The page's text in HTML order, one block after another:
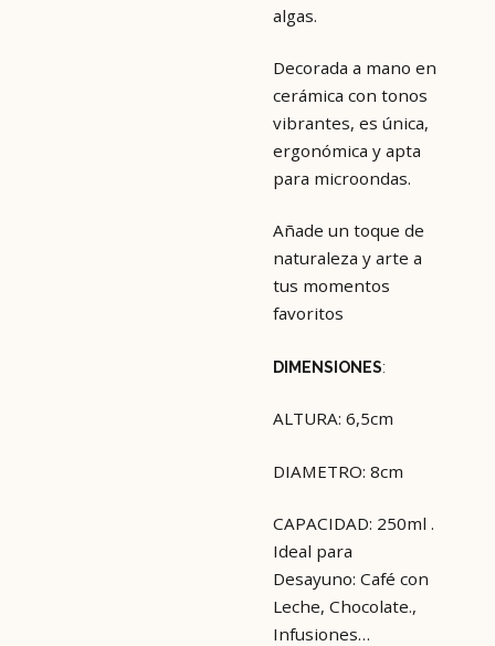
algas.
Decorada a mano en
cerámica con tonos
vibrantes, es única,
ergonómica y apta
para microondas.
Añade un toque de
naturaleza y arte a
tus momentos
favoritos
DIMENSIONES:
ALTURA: 6,5cm
DIAMETRO: 8cm
CAPACIDAD: 250ml .
Ideal para
Desayuno: Café con
Leche, Chocolate.,
Infusiones…